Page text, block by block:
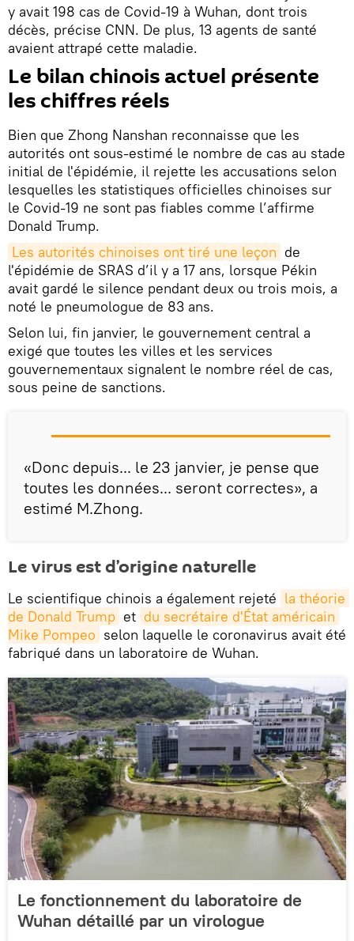
y avait 198 cas de Covid-19 à Wuhan, dont trois
décès, précise CNN. De plus, 13 agents de santé
avaient attrapé cette maladie.
Le bilan chinois actuel présente
les chiffres réels
Bien que Zhong Nanshan reconnaisse que les
autorités ont sous-estimé le nombre de cas au stade
initial de l'épidémie, il rejette les accusations selon
lesquelles les statistiques officielles chinoises sur
le Covid-19 ne sont pas fiables comme l’affirme
Donald Trump.
Les autorités chinoises ont tiré une leçon de
l'épidémie de SRAS d’il y a 17 ans, lorsque Pékin
avait gardé le silence pendant deux ou trois mois, a
noté le pneumologue de 83 ans.
Selon lui, fin janvier, le gouvernement central a
exigé que toutes les villes et les services
gouvernementaux signalent le nombre réel de cas,
sous peine de sanctions.
«Donc depuis... le 23 janvier, je pense que
toutes les données... seront correctes», a
estimé M.Zhong.
Le virus est d’origine naturelle
Le scientifique chinois a également rejeté la théorie
de Donald Trump et du secrétaire d'État américain
Mike Pompeo selon laquelle le coronavirus avait été
fabriqué dans un laboratoire de Wuhan.
Le fonctionnement du laboratoire de
Wuhan détaillé par un virologue